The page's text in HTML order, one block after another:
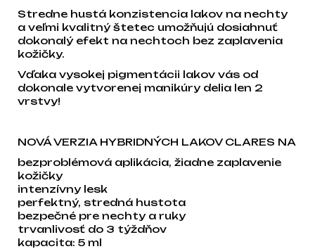
Stredne hustá konzistencia lakov na nechty
a veľmi kvalitný štetec umožňujú dosiahnuť
dokonalý efekt na nechtoch bez zaplavenia
kožičky.
Vďaka vysokej pigmentácii lakov vás od
dokonale vytvorenej manikúry delia len 2
vrstvy!
NOVÁ VERZIA HYBRIDNÝCH LAKOV CLARES NA
bezproblémová aplikácia, žiadne zaplavenie
kožičky
intenzívny lesk
perfektný, stredná hustota
bezpečné pre nechty a ruky
trvanlivosť do 3 týždňov
kapacita: 5 ml